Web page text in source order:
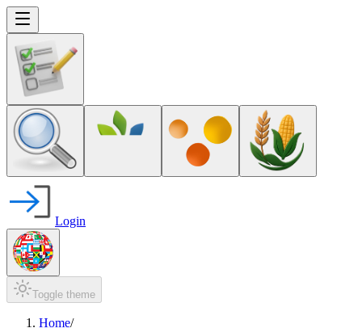
Login
Toggle theme
Home/